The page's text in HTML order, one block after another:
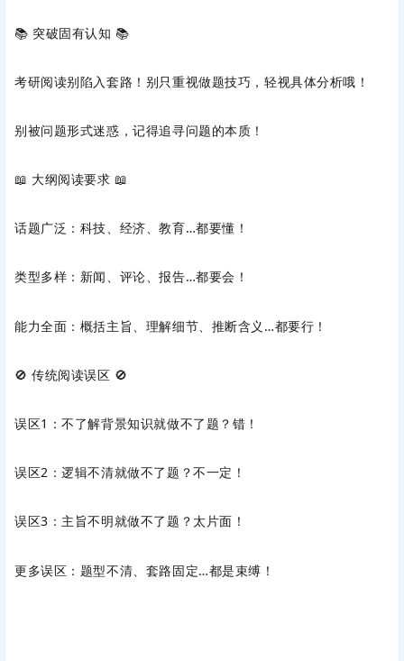
📚 ‌突破固有认知‌ 📚
考研阅读别陷入套路！别只重视做题技巧，轻视具体分析哦！
别被问题形式迷惑，记得追寻问题的本质！
📖 ‌大纲阅读要求‌ 📖
话题广泛‌：科技、经济、教育…都要懂！
类型多样‌：新闻、评论、报告…都要会！
能力全面‌：概括主旨、理解细节、推断含义…都要行！
🚫 ‌传统阅读误区‌ 🚫
误区1‌：不了解背景知识就做不了题？错！
误区2‌：逻辑不清就做不了题？不一定！
误区3‌：主旨不明就做不了题？太片面！
更多误区‌：题型不清、套路固定…都是束缚！